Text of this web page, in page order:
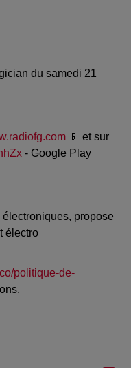
du samedi 21
📱 et sur
- Google Play
propose
électro
politique-de-